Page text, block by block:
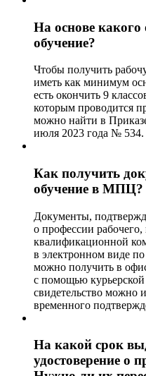
На основе какого
обучение?
Чтобы получить
иметь как минимум
есть окончить 9
которым проводится
можно найти в
июля 2023 года № 534.
Как получить
обучение в МПЦ?
Документы,
о профессии рабочего,
квалификационной
в электронном виде
можно получить в
с помощью
свидетельство можно
временного
На какой срок
удостоверение о